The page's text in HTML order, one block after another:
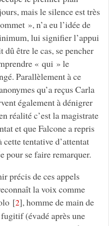
mais le silence est très
», n’a eu l’idée de
lui signifier l’appui
dû être le cas, se pencher
« qui » le
Parallèlement à ce
qu’a reçus Carla
également à dénigrer
réalité c’est la magistrate
et que Falcone a repris
cette tentative d’attentat
pour se faire remarquer.
précis de ces appels
la voix comme
[2], homme de main de
(évadé après une